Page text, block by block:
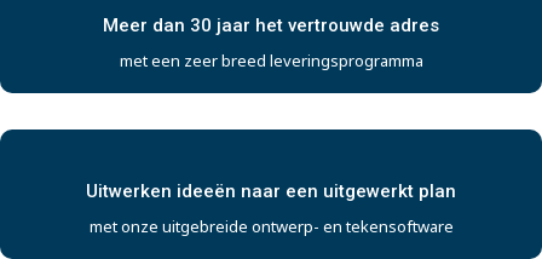
Meer dan 30 jaar het vertrouwde adres
met een zeer breed leveringsprogramma
Uitwerken ideeën naar een uitgewerkt plan
met onze uitgebreide ontwerp- en tekensoftware